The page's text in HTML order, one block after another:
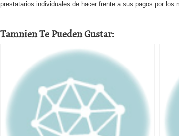
prestatarios individuales de hacer frente a sus pagos por los
Tamnien Te Pueden Gustar: